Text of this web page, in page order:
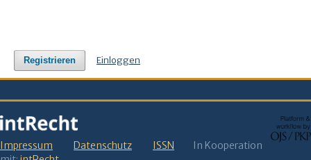
Registrieren Einloggen
Impressum Datenschutz ISSN In Kooperation